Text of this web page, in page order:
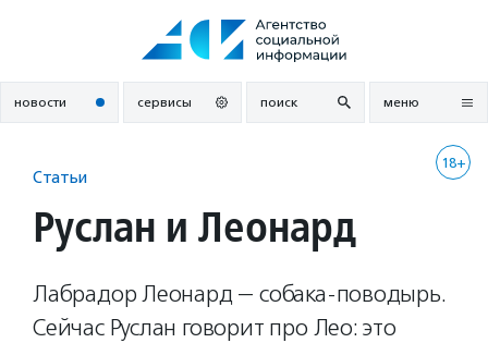
новости сервисы поиск меню
18+
Статьи
Руслан и Леонард
Лабрадор Леонард — собака-поводырь.
Сейчас Руслан говорит про Лео: это